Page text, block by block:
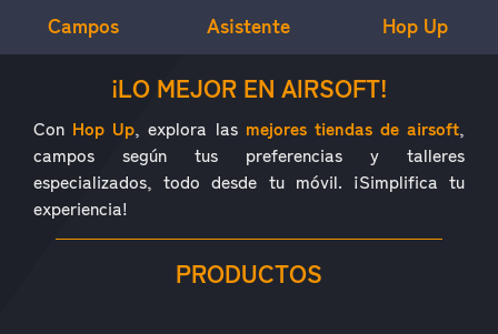
Campos Asistente Hop Up
¿QUÉ ES HOP UP?¡LO MEJOR EN AIRSOFT!
Con Hop Up, explora las mejores tiendas de airsoft,
campos según tus preferencias y talleres
especializados, todo desde tu móvil. ¡Simplifica tu
experiencia!
PRODUCTOS
ACCESORIOS